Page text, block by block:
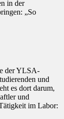
in der
„So
der YLSA-
und
es dort darum,
und
im Labor: